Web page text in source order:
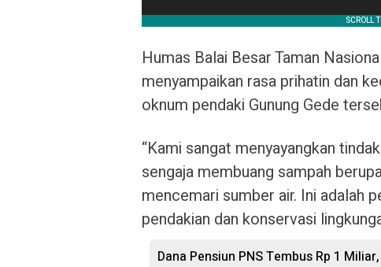
Humas Balai Besar Taman
menyampaikan rasa prihatin dan
oknum pendaki Gunung Gede
“Kami sangat menyayangkan
sengaja membuang sampah
mencemari sumber air. Ini adalah
pendakian dan konservasi
Dana Pensiun PNS Tembus Rp 1